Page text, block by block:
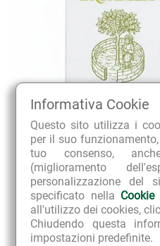
Informativa Cookie
Questo sito utilizza i
per il suo
tuo consenso,
(miglioramento
personalizzazione del
specificato nella Cookie
all'utilizzo dei cookies,
Chiudendo questa
impostazioni predefinite.